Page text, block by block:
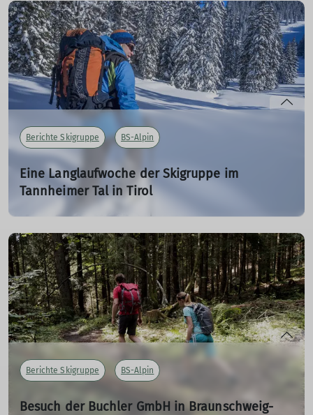
der Wettkampfgruppe der Jahrgänge 2010 bis 2015 in das
Junior Jam Finale geschafft.
mehr erfahren
Berichte Skigruppe BS-Alpin
Eine Langlaufwoche der Skigruppe im
Tannheimer Tal in Tirol
28.02.2023
Reinhard berichtet von den Erlebnissen im Februar 2023
mehr erfahren
Berichte Skigruppe BS-Alpin
Besuch der Buchler GmbH in Braunschweig-